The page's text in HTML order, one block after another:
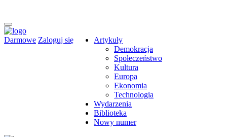
Darmowe Zaloguj się
Artykuły
Demokracja
Społeczeństwo
Kultura
Europa
Ekonomia
Technologia
Wydarzenia
Biblioteka
Nowy numer